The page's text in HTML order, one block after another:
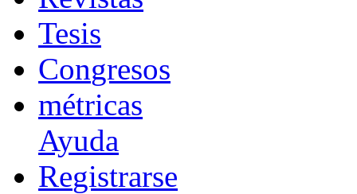
Tesis
Congresos
métricas
Ayuda
Registrarse